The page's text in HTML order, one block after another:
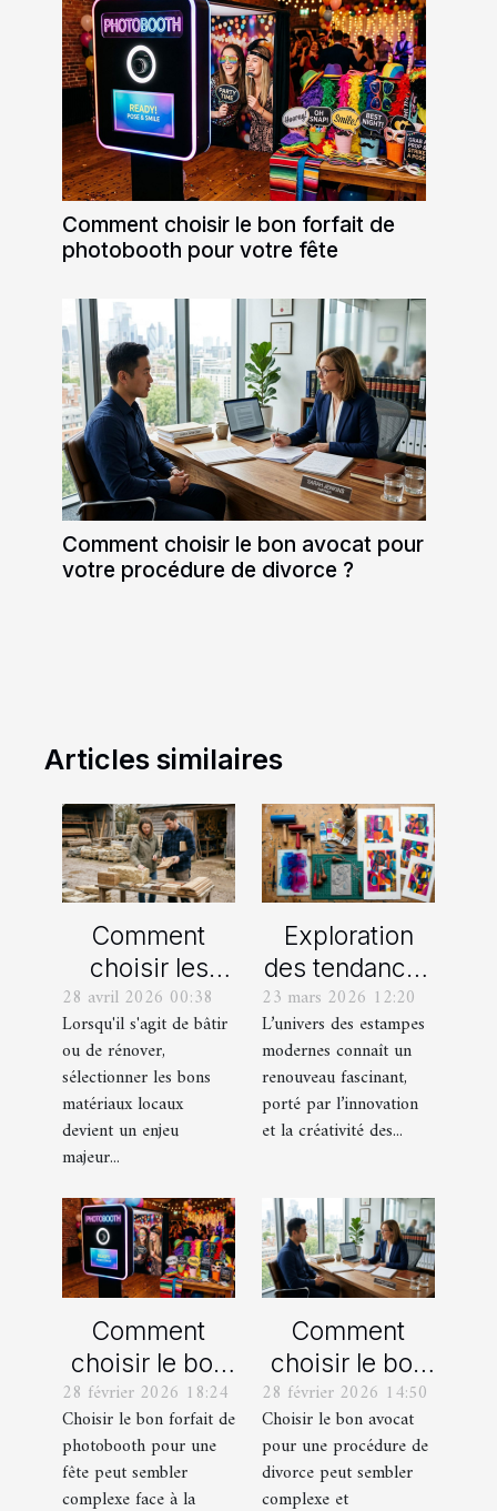
Comment choisir le bon forfait de
photobooth pour votre fête
Comment choisir le bon avocat pour
votre procédure de divorce ?
Articles similaires
Comment
choisir les
meilleurs
matériaux
locaux pour
votre maison ?
28 avril 2026 00:38
Lorsqu'il s'agit de bâtir
ou de rénover,
sélectionner les bons
matériaux locaux
devient un enjeu
majeur...
Exploration
des tendances
actuelles en
estampes
modernes
23 mars 2026 12:20
L’univers des estampes
modernes connaît un
renouveau fascinant,
porté par l’innovation
et la créativité des...
Comment
choisir le bon
forfait de
photobooth
pour votre fête
28 février 2026 18:24
Choisir le bon forfait de
photobooth pour une
fête peut sembler
complexe face à la
Comment
choisir le bon
avocat pour
votre
procédure de
divorce ?
28 février 2026 14:50
Choisir le bon avocat
pour une procédure de
divorce peut sembler
complexe et